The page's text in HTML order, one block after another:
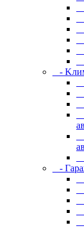
-
-